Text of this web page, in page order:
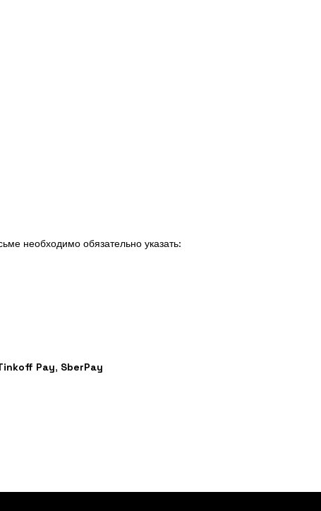
необходимо обязательно указать:
Pay, SberPay